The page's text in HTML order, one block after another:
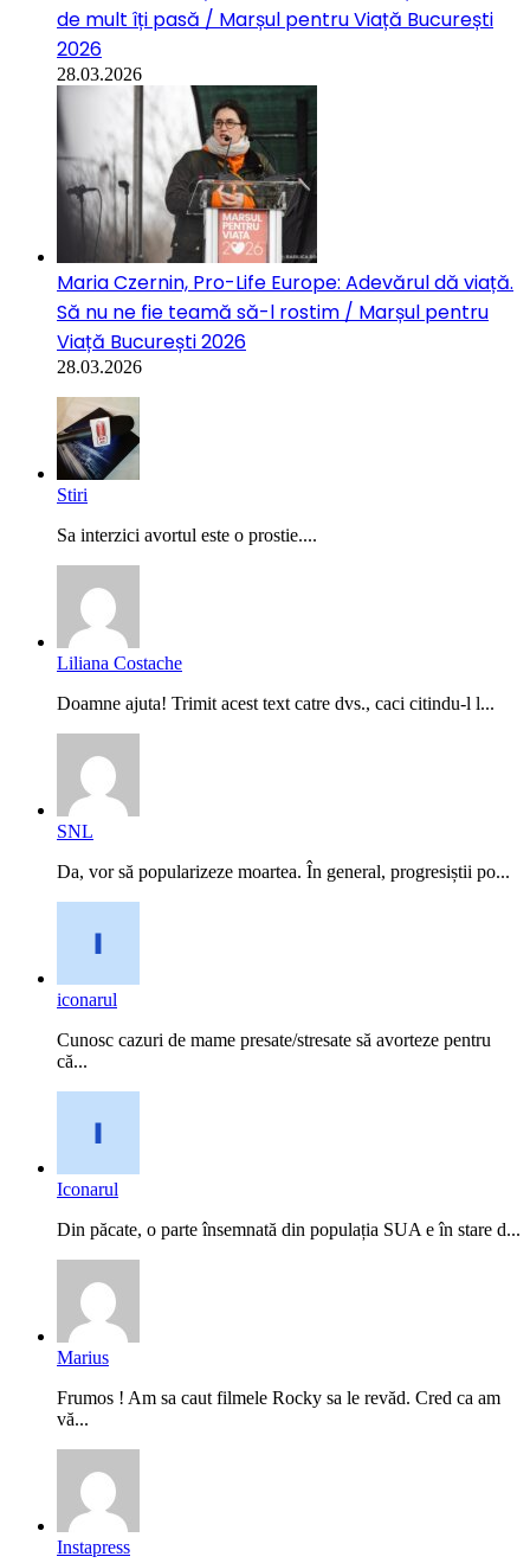
de mult îți pasă / Marșul pentru Viață București
2026
28.03.2026
Maria Czernin, Pro-Life Europe: Adevărul dă viață.
Să nu ne fie teamă să-l rostim / Marșul pentru
Viață București 2026
28.03.2026
Stiri
Sa interzici avortul este o prostie....
Liliana Costache
Doamne ajuta! Trimit acest text catre dvs., caci citindu-l l...
SNL
Da, vor să popularizeze moartea. În general, progresiștii po...
iconarul
Cunosc cazuri de mame presate/stresate să avorteze pentru
că...
Iconarul
Din păcate, o parte însemnată din populația SUA e în stare d...
Marius
Frumos ! Am sa caut filmele Rocky sa le revăd. Cred ca am
vă...
Instapress